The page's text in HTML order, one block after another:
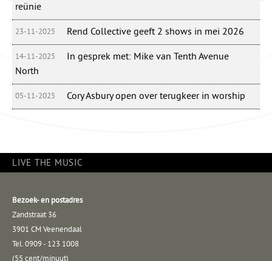
reünie
23-11-2025 Rend Collective geeft 2 shows in mei 2026
14-11-2025
In gesprek met: Mike van Tenth Avenue
North
05-11-2025 Cory Asbury open over terugkeer in worship
LIVE THE MUSIC
Bezoek- en postadres
Zandstraat 36
3901 CM Veenendaal
Tel. 0909 - 123 1008
(55 cent/minuut)